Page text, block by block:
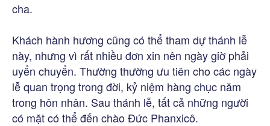
cha.
Khách hành hương cũng có thể tham dự thánh lễ
này, nhưng vì rất nhiều đơn xin nên ngày giờ phải
uyển chuyển. Thường thường ưu tiên cho các ngày
lễ quan trọng trong đời, kỷ niệm hàng chục năm
trong hôn nhân. Sau thánh lễ, tất cả những người
có mặt có thể đến chào Đức Phanxicô.